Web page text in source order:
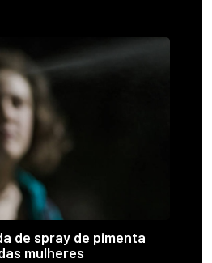
de spray de pimenta
mulheres